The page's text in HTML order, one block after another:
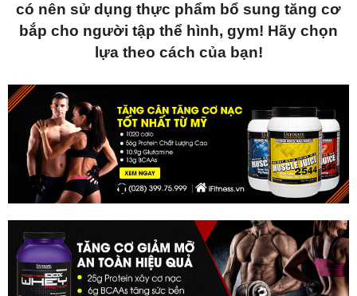
có nên sử dụng thực phẩm bổ sung tăng cơ
bắp cho người tập thể hình, gym! Hãy chọn
lựa theo cách của bạn!